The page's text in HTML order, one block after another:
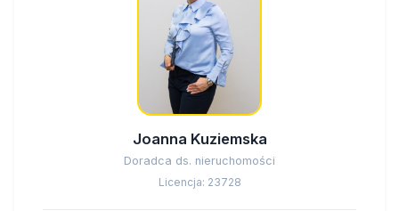
Joanna Kuziemska
Doradca ds. nieruchomości
Licencja: 23728